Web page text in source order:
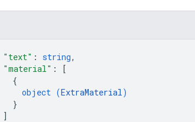
"text" : string,
"material" :
[
{
object (ExtraMaterial)
}
]